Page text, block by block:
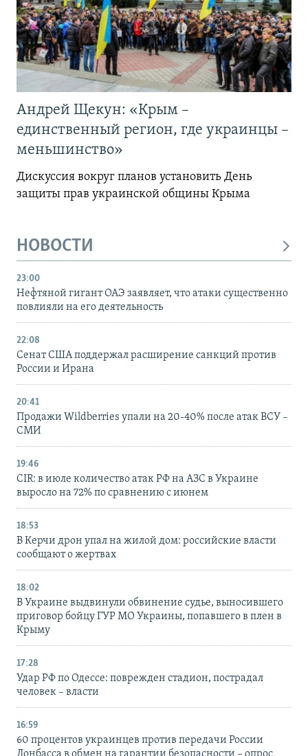
Андрей Щекун: «Крым –
единственный регион, где украинцы –
меньшинство»
Дискуссия вокруг планов установить День
защиты прав украинской общины Крыма
НОВОСТИ
23:00
Нефтяной гигант ОАЭ заявляет, что атаки существенно
повлияли на его деятельность
22:08
Сенат США поддержал расширение санкций против
России и Ирана
20:41
Продажи Wildberries упали на 20-40% после атак ВСУ –
СМИ
19:46
CIR: в июле количество атак РФ на АЗС в Украине
выросло на 72% по сравнению с июнем
18:53
В Керчи дрон упал на жилой дом: российские власти
сообщают о жертвах
18:02
В Украине выдвинули обвинение судье, выносившего
приговор бойцу ГУР МО Украины, попавшего в плен в
Крыму
17:28
Удар РФ по Одессе: поврежден стадион, пострадал
человек – власти
16:59
60 процентов украинцев против передачи России